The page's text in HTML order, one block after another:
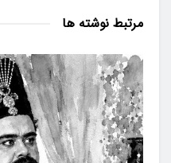
مرتبط نوشته ها